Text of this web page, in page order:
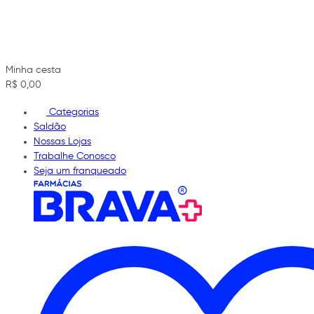
Minha cesta
R$ 0,00
Categorias
Saldão
Nossas Lojas
Trabalhe Conosco
Seja um franqueado